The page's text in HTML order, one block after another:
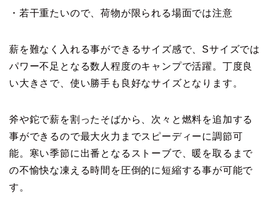
・若干重たいので、荷物が限られる場面では注意
薪を難なく入れる事ができるサイズ感で、Sサイズでは
パワー不足となる数人程度のキャンプで活躍。丁度良
い大きさで、使い勝手も良好なサイズとなります。
斧や鉈で薪を割ったそばから、次々と燃料を追加する
事ができるので最大火力までスピーディーに調節可
能。寒い季節に出番となるストーブで、暖を取るまで
の不愉快な凍える時間を圧倒的に短縮する事が可能で
す。